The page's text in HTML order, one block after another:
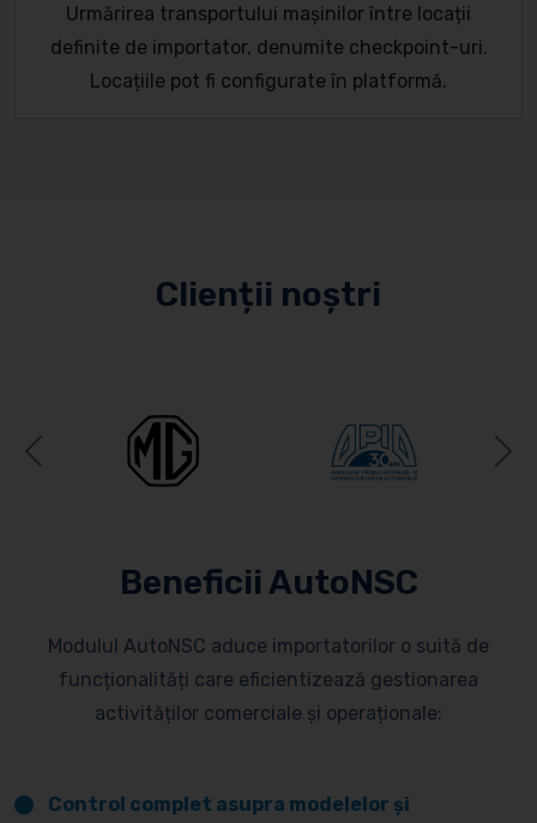
Urmărirea transportului mașinilor între locații
definite de importator, denumite checkpoint-uri.
Locațiile pot fi configurate în platformă.
Clienții noștri
Previous
Beneficii AutoNSC
Modulul AutoNSC aduce importatorilor o suită de
funcționalități care eficientizează gestionarea
activităților comerciale și operaționale:
Control complet asupra modelelor și